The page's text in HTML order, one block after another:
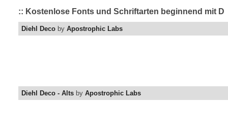
:: Kostenlose Fonts und Schriftarten beginnend mit D
Diehl Deco by Apostrophic Labs
Diehl Deco - Alts by Apostrophic Labs